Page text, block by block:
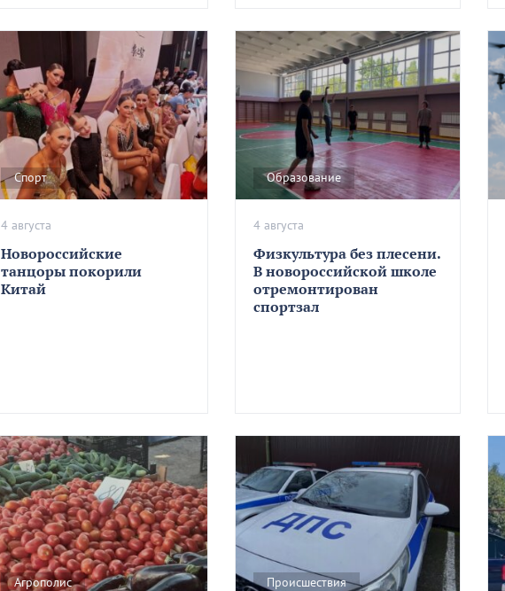
Спорт
Новороссийские
танцоры покорили
Китай
4 августа
Образование
Физкультура без плесени.
В новороссийской школе
отремонтирован
спортзал
4 августа
Агрополис Происшествия